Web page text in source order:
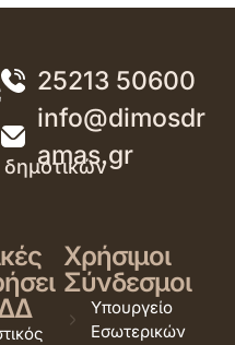
25213 50600
info@dimosdr
amas.gr
δημοτικών
Χρήσιμοι
Σύνδεσμοι
Υπουργείο
Εσωτερικών